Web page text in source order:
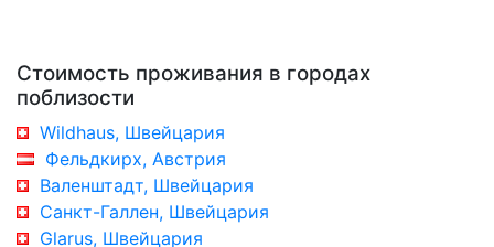
Стоимость проживания в городах
поблизости
Wildhaus, Швейцария
Фельдкирх, Австрия
Валенштадт, Швейцария
Санкт-Галлен, Швейцария
Glarus, Швейцария